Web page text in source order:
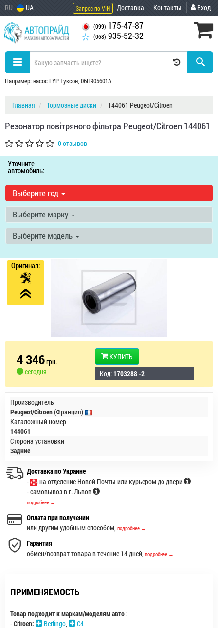
RU UA Запрос по VIN Доставка Контакты Вход
(099) 175-47-87
(068) 935-52-32
Например: насос ГУР Туксон, 06H905601A
Главная Тормозные диски 144061 Peugeot/Citroen
Резонатор повітряного фільтра Peugeot/Citroen 144061
0 отзывов
Уточните
автомобиль:
Выберите год
Выберите марку
Выберите модель
Оригинал:
4 346грн.
сегодня
КУПИТЬ
Код: 1703288 -2
Производитель
Peugeot/Citroen(Франция)
Каталожный номер
144061
Сторона установки
Задние
Доставка по Украине
-
на отделение Новой Почты или курьером до двери
- самовывоз в г. Львов
подробнее →
Оплата при получении
или другим удобным способом, подробнее →
Гарантия
обмен/возврат товара в течение 14 дней, подробнее →
ПРИМЕНЯЕМОСТЬ
Товар подходит к маркам/моделям авто :
-Citroen: Berlingo,
C4